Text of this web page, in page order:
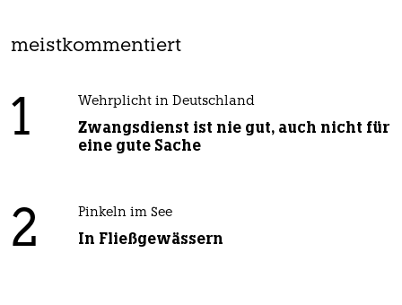
meistkommentiert
1 Wehrplicht in Deutschland
Zwangsdienst ist nie gut, auch nicht für
eine gute Sache
2 Pinkeln im See
In Fließgewässern